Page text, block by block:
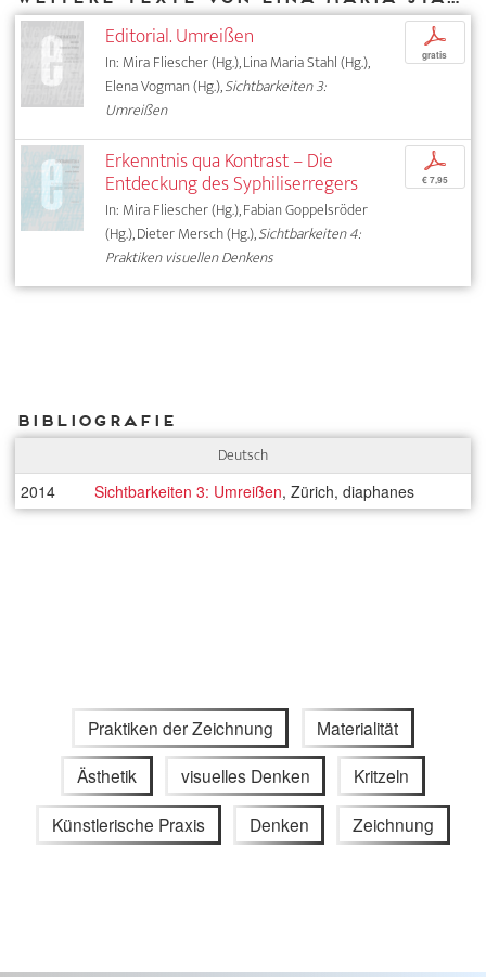
Editorial. Umreißen
In: Mira Fliescher (Hg.), Lina Maria Stahl (Hg.),
Elena Vogman (Hg.),Sichtbarkeiten 3:
Umreißen
p
gratis
Erkenntnis qua Kontrast – Die
Entdeckung des Syphiliserregers
In: Mira Fliescher (Hg.), Fabian Goppelsröder
(Hg.), Dieter Mersch (Hg.),Sichtbarkeiten 4:
Praktiken visuellen Denkens
p
€ 7,95
Bibliografie
Deutsch
2014 Sichtbarkeiten 3: Umreißen, Zürich, diaphanes
Praktiken der Zeichnung Materialität
Ästhetik visuelles Denken Kritzeln
Künstlerische Praxis Denken Zeichnung